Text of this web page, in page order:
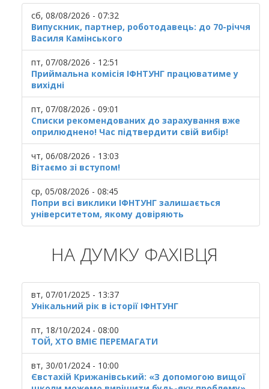
сб, 08/08/2026 - 07:32
Випускник, партнер, роботодавець: до 70-річчя
Василя Камінського
пт, 07/08/2026 - 12:51
Приймальна комісія ІФНТУНГ працюватиме у
вихідні
пт, 07/08/2026 - 09:01
Списки рекомендованих до зарахування вже
оприлюднено! Час підтвердити свій вибір!
чт, 06/08/2026 - 13:03
Вітаємо зі вступом!
ср, 05/08/2026 - 08:45
Попри всі виклики ІФНТУНГ залишається
університетом, якому довіряють
НА ДУМКУ ФАХІВЦЯ
вт, 07/01/2025 - 13:37
Унікальний рік в історії ІФНТУНГ
пт, 18/10/2024 - 08:00
ТОЙ, ХТО ВМІЄ ПЕРЕМАГАТИ
вт, 30/01/2024 - 10:00
Євстахій Крижанівський: «З допомогою вищої